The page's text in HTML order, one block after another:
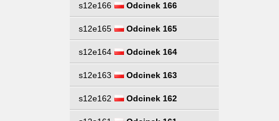
s12e166 Odcinek 166
s12e165 Odcinek 165
s12e164 Odcinek 164
s12e163 Odcinek 163
s12e162 Odcinek 162